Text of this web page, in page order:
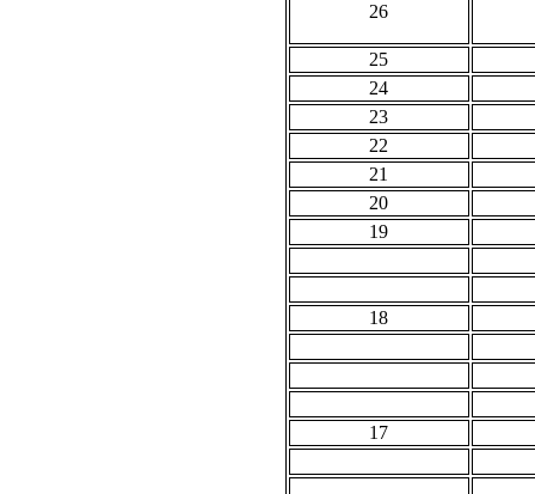
26
25
24
23
22
21
20
19
18
17